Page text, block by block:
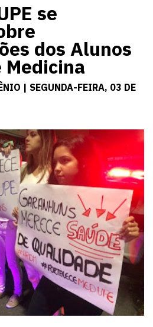
se
dos Alunos
Medicina
| SEGUNDA-FEIRA, 03 DE